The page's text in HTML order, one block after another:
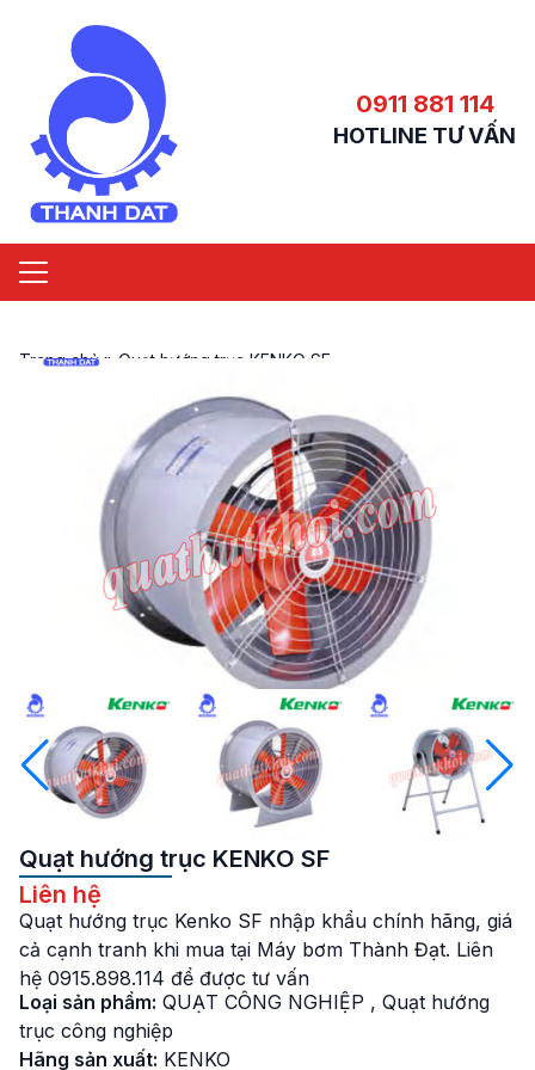
0911 881 114
HOTLINE TƯ VẤN
Trang chủ » Quạt hướng trục KENKO SF
Quạt hướng trục KENKO SF
Liên hệ
Quạt hướng trục Kenko SF nhập khẩu chính hãng, giá
cả cạnh tranh khi mua tại Máy bơm Thành Đạt. Liên
hệ 0915.898.114 để được tư vấn
Loại sản phẩm: QUẠT CÔNG NGHIỆP , Quạt hướng
trục công nghiệp
Hãng sản xuất: KENKO